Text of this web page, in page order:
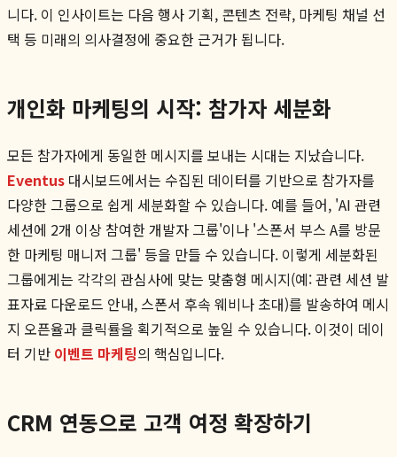
니다. 이 인사이트는 다음 행사 기획, 콘텐츠 전략, 마케팅 채널 선
택 등 미래의 의사결정에 중요한 근거가 됩니다.
개인화 마케팅의 시작: 참가자 세분화
모든 참가자에게 동일한 메시지를 보내는 시대는 지났습니다.
Eventus 대시보드에서는 수집된 데이터를 기반으로 참가자를
다양한 그룹으로 쉽게 세분화할 수 있습니다. 예를 들어, 'AI 관련
세션에 2개 이상 참여한 개발자 그룹'이나 '스폰서 부스 A를 방문
한 마케팅 매니저 그룹' 등을 만들 수 있습니다. 이렇게 세분화된
그룹에게는 각각의 관심사에 맞는 맞춤형 메시지(예: 관련 세션 발
표자료 다운로드 안내, 스폰서 후속 웨비나 초대)를 발송하여 메시
지 오픈율과 클릭률을 획기적으로 높일 수 있습니다. 이것이 데이
터 기반 이벤트 마케팅의 핵심입니다.
CRM 연동으로 고객 여정 확장하기